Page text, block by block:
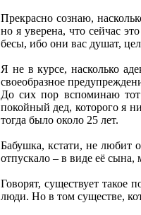
Прекрасно сознаю,
но я уверена, что сейчас
бесы, ибо они вас душат,
Я не в курсе, насколько
своеобразное
До сих пор вспоминаю
покойный дед, которого я
тогда было около 25 лет.
Бабушка, кстати, не любит
отпускало – в виде её
Говорят, существует такое
люди. Но в том существе,